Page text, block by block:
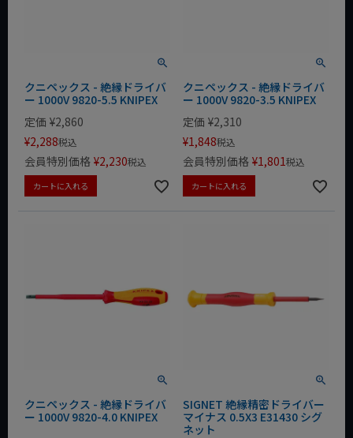
クニペックス - 絶縁ドライバ
ー 1000V 9820-5.5 KNIPEX
定価 ¥2,860
¥2,288税込
会員特別価格 ¥2,230税込
カートに入れる
クニペックス - 絶縁ドライバ
ー 1000V 9820-3.5 KNIPEX
定価 ¥2,310
¥1,848税込
会員特別価格 ¥1,801税込
カートに入れる
クニペックス - 絶縁ドライバ
ー 1000V 9820-4.0 KNIPEX
SIGNET 絶縁精密ドライバー
マイナス 0.5X3 E31430 シグ
ネット